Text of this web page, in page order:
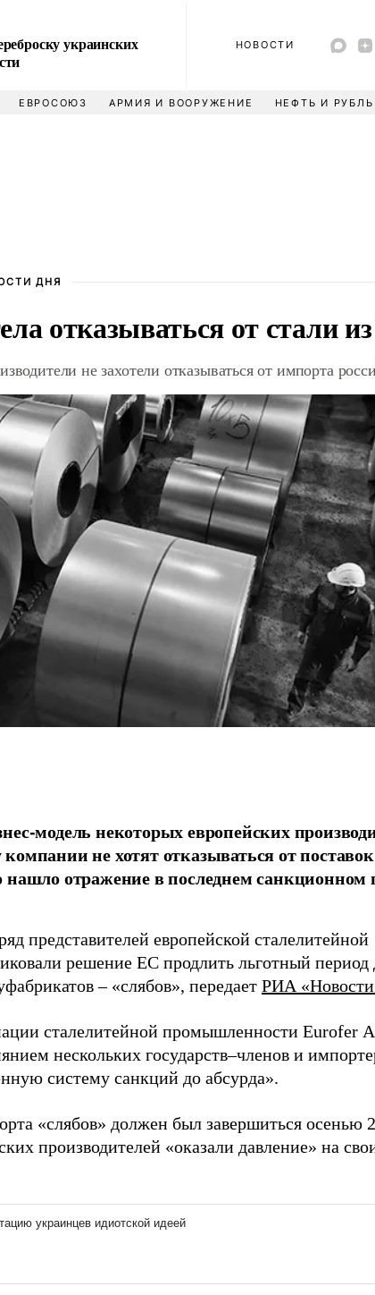
украинских
НОВОСТИ
ЕВРОСОЮЗ АРМИЯ И ВООРУЖЕНИЕ НЕФТЬ И РУБЛЬ
ДНЯ
отказываться от стали
не захотели отказываться от импорта
модель некоторых европейских
не хотят отказываться от
нашло отражение в последнем санкционном
представителей европейской сталелитейной
решение ЕС продлить льготный период
– «слябов», передает РИА
сталелитейной промышленности Eurofer
нескольких государств–членов и
систему санкций до абсурда».
«слябов» должен был завершиться осенью
производителей «оказали давление» на